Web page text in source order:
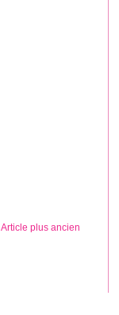
Article plus ancien